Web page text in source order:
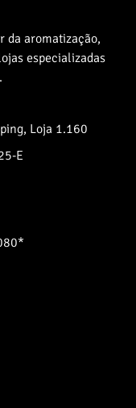
da aromatização,
especializadas
Loja 1.160
E